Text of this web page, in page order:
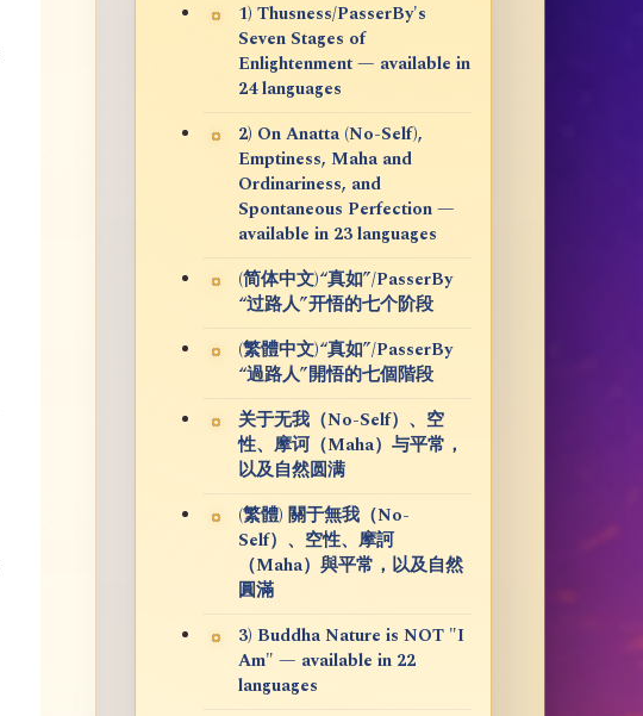
1) Thusness/PasserBy's
Seven Stages of
Enlightenment — available in
24 languages
2) On Anatta (No-Self),
Emptiness, Maha and
Ordinariness, and
Spontaneous Perfection —
available in 23 languages
(简体中文)“真如”/PasserBy
“过路人”开悟的七个阶段
(繁體中文)“真如”/PasserBy
“過路人”開悟的七個階段
关于无我（No-Self）、空
性、摩诃（Maha）与平常，
以及自然圆满
(繁體) 關于無我（No-
Self）、空性、摩訶
（Maha）與平常，以及自然
圓滿
3) Buddha Nature is NOT "I
Am" — available in 22
languages